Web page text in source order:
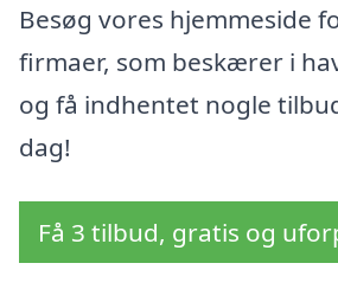
Besøg vores hjemmeside
firmaer, som beskærer i
og få indhentet nogle
dag!
Få 3 tilbud, gratis og